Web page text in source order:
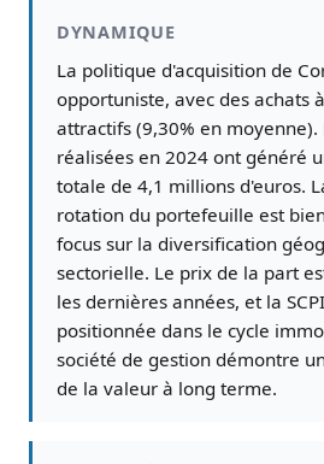
DYNAMIQUE
La politique d'acquisition de
opportuniste, avec des achats
attractifs (9,30% en moyenne).
réalisées en 2024 ont généré
totale de 4,1 millions d'euros.
rotation du portefeuille est
focus sur la diversification
sectorielle. Le prix de la part
les dernières années, et la
positionnée dans le cycle
société de gestion démontre
de la valeur à long terme.